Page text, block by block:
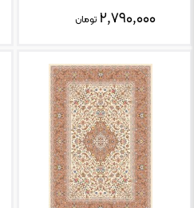
۲,۷۹۰,۰۰۰ تومان